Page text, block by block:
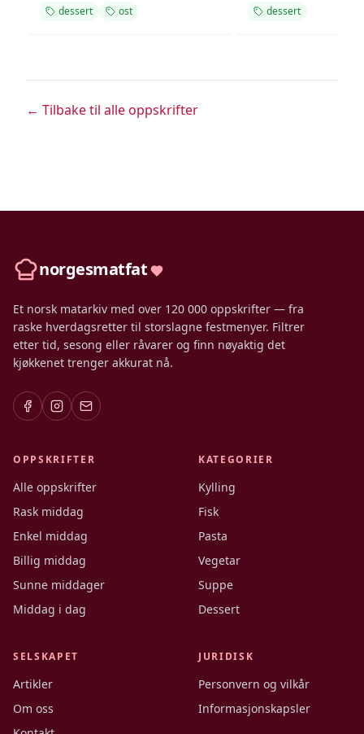
dessert ost dessert
← Tilbake til alle oppskrifter
norgesmatfat
Et norsk matarkiv med over 120 000 oppskrifter — fra
raske hverdagsretter til storslagne festmenyer. Filtrer
etter tid, sesong eller råvarer og finn nøyaktig det
kjøkkenet trenger akkurat nå.
OPPSKRIFTER
Alle oppskrifter
Rask middag
Enkel middag
Billig middag
Sunne middager
Middag i dag
KATEGORIER
Kylling
Fisk
Pasta
Vegetar
Suppe
Dessert
SELSKAPET
Artikler
Om oss
JURIDISK
Personvern og vilkår
Informasjonskapsler